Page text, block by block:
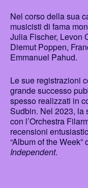
Nel corso della sua
musicisti di fama
Julia Fischer, Levon
Diemut Poppen,
Emmanuel Pahud.
Le sue registrazioni
grande successo
spesso realizzati in
Sudbin. Nel 2023, la
con l’Orchestra
recensioni
“Album of the
Independent.